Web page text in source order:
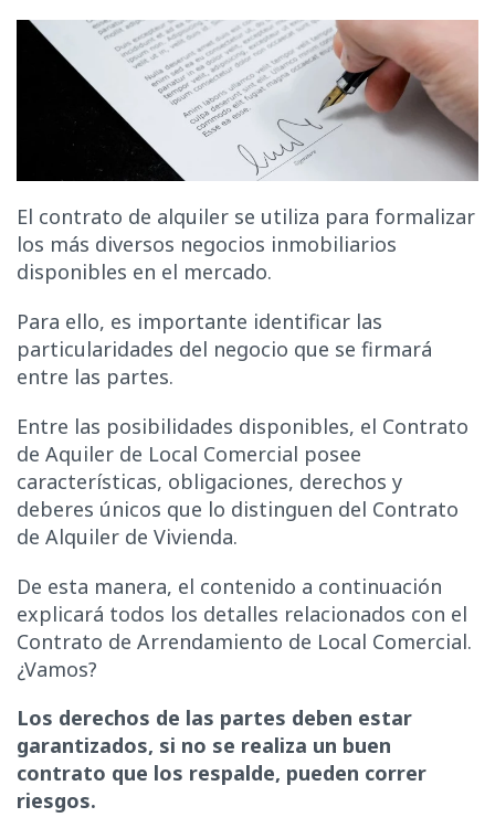
El contrato de alquiler se utiliza para formalizar
los más diversos negocios inmobiliarios
disponibles en el mercado.
Para ello, es importante identificar las
particularidades del negocio que se firmará
entre las partes.
Entre las posibilidades disponibles, el Contrato
de Aquiler de Local Comercial posee
características, obligaciones, derechos y
deberes únicos que lo distinguen del Contrato
de Alquiler de Vivienda.
De esta manera, el contenido a continuación
explicará todos los detalles relacionados con el
Contrato de Arrendamiento de Local Comercial.
¿Vamos?
Los derechos de las partes deben estar
garantizados, si no se realiza un buen
contrato que los respalde, pueden correr
riesgos.